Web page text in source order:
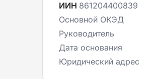
ИИН 861204400839
Основной ОКЭД
Руководитель
Дата основания
Юридический адрес